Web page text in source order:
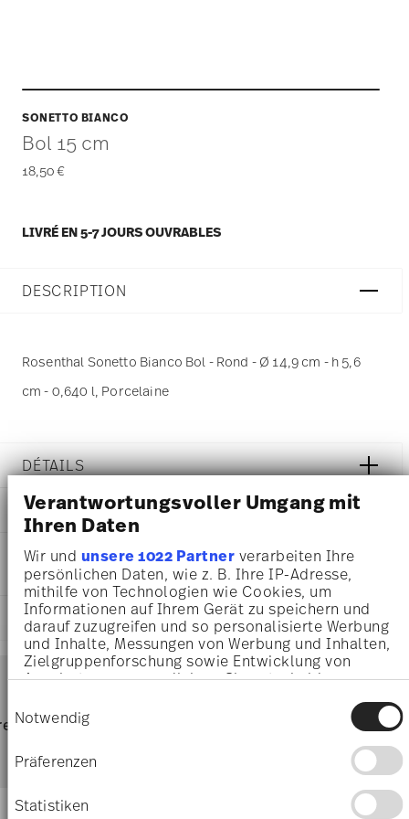
Verantwortungsvoller Umgang mit
Ihren Daten
Wir und unsere 1022 Partnerverarbeiten Ihre
persönlichen Daten, wie z. B. Ihre IP-Adresse,
mithilfe von Technologien wie Cookies, um
Informationen auf Ihrem Gerät zu speichern und
darauf zuzugreifen und so personalisierte Werbung
und Inhalte, Messungen von Werbung und Inhalten,
Zielgruppenforschung sowie Entwicklung von
Angeboten zu ermöglichen. Sie entscheiden
Sie können Ihre Einwilligung jederzeit über die
Cookie-Erklärung oder durch Klicken auf das
Privacy Trigger Symbol ändern oder widerrufen
Informationen über Ihre geografische Lage
Notwendig
Präferenzen
Statistiken
SONETTO BIANCO
Bol 15 cm
18,50 €
LIVRÉ EN 5-7 JOURS OUVRABLES
DESCRIPTION
Rosenthal Sonetto Bianco Bol - Rond - Ø 14,9 cm - h 5,6
cm - 0,640 l, Porcelaine
DÉTAILS
Rosenthal
Sonetto
Bianco
Porcelaine
Bianco
10600-800001-10564
4012438585864
PL
2025
Rond
DIMENSIONS
14,90 cm
14,90 cm
5,60 cm
0.64 l
335 gr
55 gr
390 gr
INSTRUCTIONS D'ENTRETIEN ET DE
SÉCURITÉ
Résistance au lave-vaisselle Passe au micro-ondes
EXPÉDITION ET RETOURS
Footer
Services